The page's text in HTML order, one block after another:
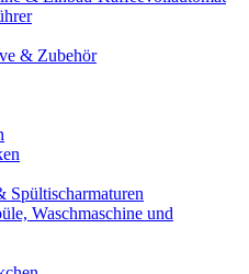
& Zubehör
Spültischarmaturen
Waschmaschine und